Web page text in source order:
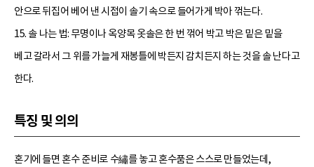
안으로 뒤집어 베어 낸 시접이 솔기 속으로 들어가게 박아 꺾는다.
15. 솔 나는 법: 무명이나 옥양목 옷솔은 한 번 꺾어 박고 박은 밑은 밑을
베고 갈라서 그 위를 가늘게 재봉틀에 박든지 감치든지 하는 것을 솔 난다고
한다.
특징 및 의의
혼기에 들면 혼수 준비로 수繡를 놓고 혼수품은 스스로 만들었는데,